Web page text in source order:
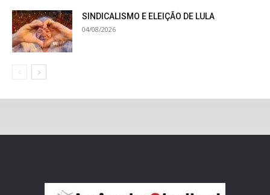
SINDICALISMO E ELEIÇÃO DE LULA
04/08/2026